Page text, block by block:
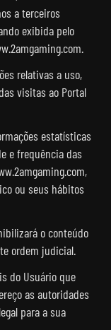
a terceiros
exibida pelo
relativas a uso,
visitas ao Portal
estatísticas
e frequência das
ou seus hábitos
o conteúdo
ordem judicial.
do Usuário que
as autoridades
para a sua